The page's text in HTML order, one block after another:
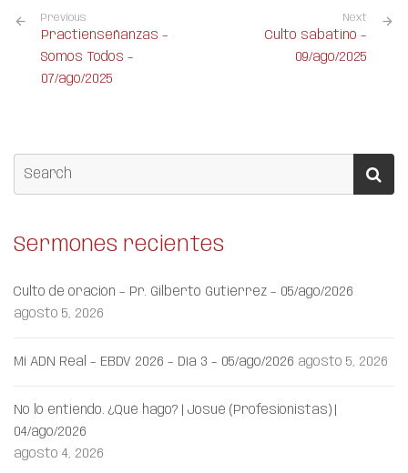
Previous
Practienseñanzas –
Somos Todos –
07/ago/2025
Next
Culto sabatino –
09/ago/2025
Sermones recientes
Culto de oración – Pr. Gilberto Gutiérrez – 05/ago/2026
agosto 5, 2026
Mi ADN Real – EBDV 2026 – Día 3 – 05/ago/2026 agosto 5, 2026
No lo entiendo. ¿Qué hago? | Josué (Profesionistas) |
04/ago/2026
agosto 4, 2026